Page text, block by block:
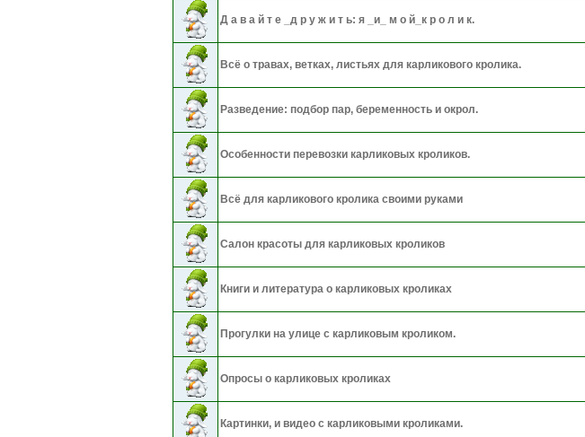
Д а в а й т е _д р у ж и т ь: я _и_ м о й_к р о л и к.
Всё о травах, ветках, листьях для карликового кролика.
Разведение: подбор пар, беременность и окрол.
Особенности перевозки карликовых кроликов.
Всё для карликового кролика своими руками
Салон красоты для карликовых кроликов
Книги и литература о карликовых кроликах
Прогулки на улице с карликовым кроликом.
Опросы о карликовых кроликах
Картинки, и видео с карликовыми кроликами.